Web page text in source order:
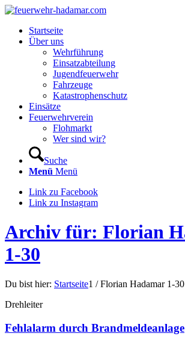
Startseite
Über uns
Wehrführung
Einsatzabteilung
Jugendfeuerwehr
Fahrzeuge
Katastrophenschutz
Einsätze
Feuerwehrverein
Flohmarkt
Wer sind wir?
Suche
Menü Menü
Link zu Facebook
Link zu Instagram
Archiv für: Florian
1-30
Du bist hier: Startseite1 / Florian Hadamar 1-30
Drehleiter
Fehlalarm durch Brandmeldeanlage